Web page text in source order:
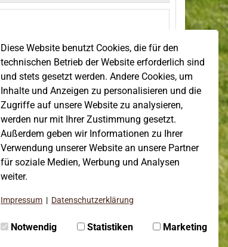
Diese Website benutzt Cookies, die für den
technischen Betrieb der Website erforderlich sind
und stets gesetzt werden. Andere Cookies, um
Inhalte und Anzeigen zu personalisieren und die
Zugriffe auf unsere Website zu analysieren,
werden nur mit Ihrer Zustimmung gesetzt.
Außerdem geben wir Informationen zu Ihrer
Verwendung unserer Website an unsere Partner
für soziale Medien, Werbung und Analysen
weiter.
Impressum | Datenschutzerklärung
Notwendig Statistiken Marketing